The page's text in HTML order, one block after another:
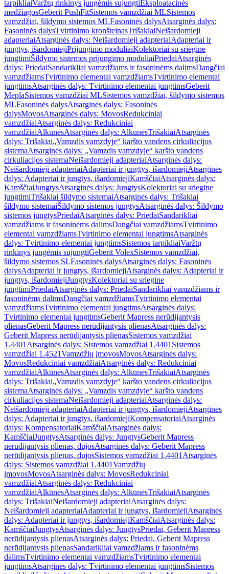
tarpikliaiVaržtų rinkinys jungėmis sujungtiEksploatacinės
medžiagosGeberit PushFitSistemos vamzdžiai MLSistemos
vamzdžiai, šildymo sistemos MLFasoninės dalysAtsarginės dalys:
Fasoninės dalysTvirtinimo kronšteinasTrišakiaiNeišardomieji
adapteriaiAtsarginės dalys: Neišardomieji adapteriaiAdapteriai ir
jungtys, išardomiejiPrijungimo moduliaiKolektoriai su sriegine
jungtimiŠildymo sistemos prijungimo moduliaiPriedaiAtsarginės
dalys: PriedaiSandarikliai vamzdžiams ir fasoninėms dalimsDangčiai
vamzdžiamsTvirtinimo elementai vamzdžiamsTvirtinimo elementai
jungtimsAtsarginės dalys: Tvirtinimo elementai jungtimsGeberit
MeplaSistemos vamzdžiai MLSistemos vamzdžiai, šildymo sistemos
MLFasoninės dalysAtsarginės dalys: Fasoninės
dalysMovosAtsarginės dalys: MovosRedukciniai
vamzdžiaiAtsarginės dalys: Redukciniai
vamzdžiaiAlkūnėsAtsarginės dalys: AlkūnėsTrišakiaiAtsarginės
dalys: Trišakiai„Vamzdis vamzdyje“ karšto vandens cirkuliacijos
sistemaAtsarginės dalys: „Vamzdis vamzdyje“ karšto vandens
cirkuliacijos sistemaNeišardomieji adapteriaiAtsarginės dalys:
Neišardomieji adapteriaiAdapteriai ir jungtys, išardomiejiAtsarginės
dalys: Adapteriai ir jungtys, išardomiejiKamščiaiAtsarginės dalys:
KamščiaiJungtysAtsarginės dalys: JungtysKolektoriai su sriegine
jungtimiTrišakiai šildymo sistemaiAtsarginės dalys: Trišakiai
šildymo sistemaiŠildymo sistemos jungtysAtsarginės dalys: Šildymo
sistemos jungtysPriedaiAtsarginės dalys: PriedaiSandarikliai
vamzdžiams ir fasoninėms dalimsDangčiai vamzdžiamsTvirtinimo
elementai vamzdžiamsTvirtinimo elementai jungtimsAtsarginės
dalys: Tvirtinimo elementai jungtimsSistemos tarpikliaiVaržtų
rinkinys jungėmis sujungtiGeberit VolexSistemos vamzdžiai,
šildymo sistemos SLFasoninės dalysAtsarginės dalys: Fasoninės
dalysAdapteriai ir jungtys, išardomiejiAtsarginės dalys: Adapteriai ir
jungtys, išardomiejiJungtysKolektoriai su sriegine
jungtimiPriedaiAtsarginės dalys: PriedaiSandarikliai vamzdžiams ir
fasoninėms dalimsDangčiai vamzdžiamsTvirtinimo elementai
vamzdžiamsTvirtinimo elementai jungtimsAtsarginės dalys:
Tvirtinimo elementai jungtimsGeberit Mapress nerūdijantysis
plienasGeberit Mapress nerūdijantysis plienasAtsarginės dalys:
Geberit Mapress nerūdijantysis plienasSistemos vamzdžiai
1.4401 Atsarginės dalys: Sistemos vamzdžiai 1.4401 Sistemos
vamzdžiai 1.4521Vamzdžių įmovosMovosAtsarginės dalys:
MovosRedukciniai vamzdžiaiAtsarginės dalys: Redukciniai
vamzdžiaiAlkūnėsAtsarginės dalys: AlkūnėsTrišakiaiAtsarginės
dalys: Trišakiai„Vamzdis vamzdyje“ karšto vandens cirkuliacijos
sistemaAtsarginės dalys: „Vamzdis vamzdyje“ karšto vandens
cirkuliacijos sistemaNeišardomieji adapteriaiAtsarginės dalys:
Neišardomieji adapteriaiAdapteriai ir jungtys, išardomiejiAtsarginės
dalys: Adapteriai ir jungtys, išardomiejiKompensatoriaiAtsarginės
dalys: KompensatoriaiKamščiaiAtsarginės dalys:
KamščiaiJungtysAtsarginės dalys: JungtysGeberit Mapress
nerūdijantysis plienas, dujosAtsarginės dalys: Geberit Mapress
nerūdijantysis plienas, dujosSistemos vamzdžiai 1.4401 Atsarginės
dalys: Sistemos vamzdžiai 1.4401Vamzdžių
įmovosMovosAtsarginės dalys: MovosRedukciniai
vamzdžiaiAtsarginės dalys: Redukciniai
vamzdžiaiAlkūnėsAtsarginės dalys: AlkūnėsTrišakiaiAtsarginės
dalys: TrišakiaiNeišardomieji adapteriaiAtsarginės dalys:
Neišardomieji adapteriaiAdapteriai ir jungtys, išardomiejiAtsarginės
dalys: Adapteriai ir jungtys, išardomiejiKamščiaiAtsarginės dalys:
KamščiaiJungtysAtsarginės dalys: JungtysPriedai, Geberit Mapress
nerūdijantysis plienasAtsarginės dalys: Priedai, Geberit Mapress
nerūdijantysis plienasSandarikliai vamzdžiams ir fasoninėms
dalimsTvirtinimo elementai vamzdžiamsTvirtinimo elementai
jungtimsAtsarginės dalys: Tvirtinimo elementai jungtimsSistemos